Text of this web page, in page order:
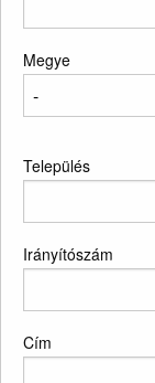
Megye
Település
Irányítószám
Cím